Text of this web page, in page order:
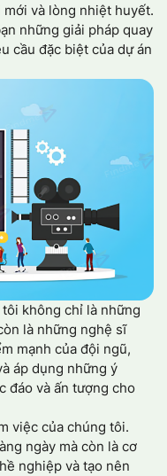
và lòng nhiệt huyết.
những giải pháp quay
cầu đặc biệt của dự án
không chỉ là những
là những nghệ sĩ
mạnh của đội ngũ,
áp dụng những ý
đáo và ấn tượng cho
việc của chúng tôi.
ngày mà còn là cơ
nghiệp và tạo nên